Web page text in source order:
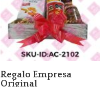
Regalo Empresa
Original